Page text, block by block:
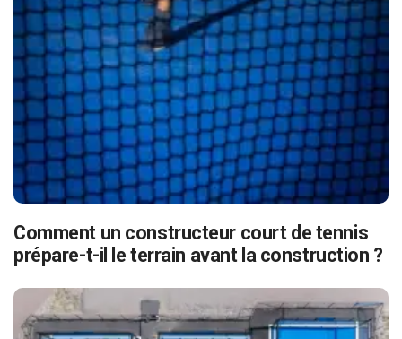
Comment un constructeur court de tennis
prépare-t-il le terrain avant la construction ?